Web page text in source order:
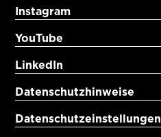
Instagram
YouTube
LinkedIn
Datenschutzhinweise
Datenschutzeinstellungen